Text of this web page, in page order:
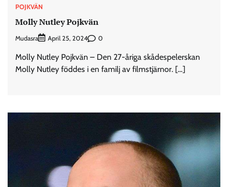
POJKVÄN
Molly Nutley Pojkvän
Mudasra April 25, 2024 0
Molly Nutley Pojkvän – Den 27-åriga skådespelerskan
Molly Nutley föddes i en familj av filmstjärnor. […]